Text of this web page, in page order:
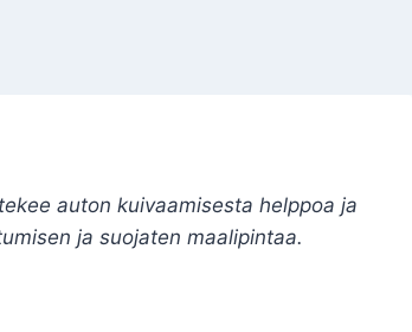
auton kuivaamisesta helppoa ja
ja suojaten maalipintaa.